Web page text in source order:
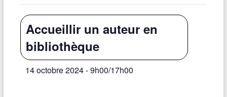
Accueillir un auteur en
bibliothèque
14 octobre 2024 - 9h00/17h00